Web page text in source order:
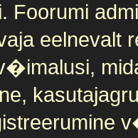
Foorumi
eelnevalt